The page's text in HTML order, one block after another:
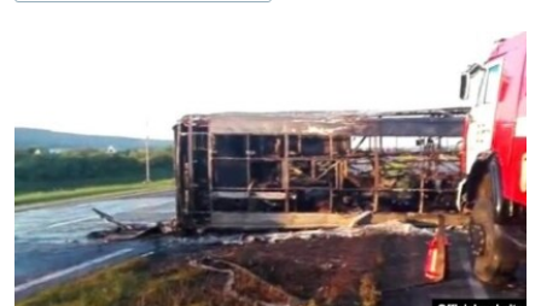
ПОДПИШИТЕСЬ НА РАССЫЛКУ
СОЦИАЛЬНЫЕ СЕТИ